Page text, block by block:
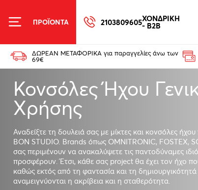
ΠΡΟΪΟΝΤΑ 2103809605ΧΟΝΔΡΙΚΗ
- B2B
ΔΩΡΕΑΝ ΜΕΤΑΦΟΡΙΚΑ για παραγγελίες άνω των
69€
Κονσόλες Ήχου
Χρήσης
Αναδείξτε τη δουλειά σας με μίκτες και κονσόλες
BON STUDIO. Brands όπως OMNITRONIC, FOSTEX,
σας περιμένουν να ανακαλύψετε τις παντοδύναμες
προσφέρουν. Έτσι, κάθε σας project θα έχει τον ήχο
καθώς εκτός από τη φαντασία και τη δημιουργικότητά
αναμειγνύονται η ακρίβεια και η σταθερότητα.